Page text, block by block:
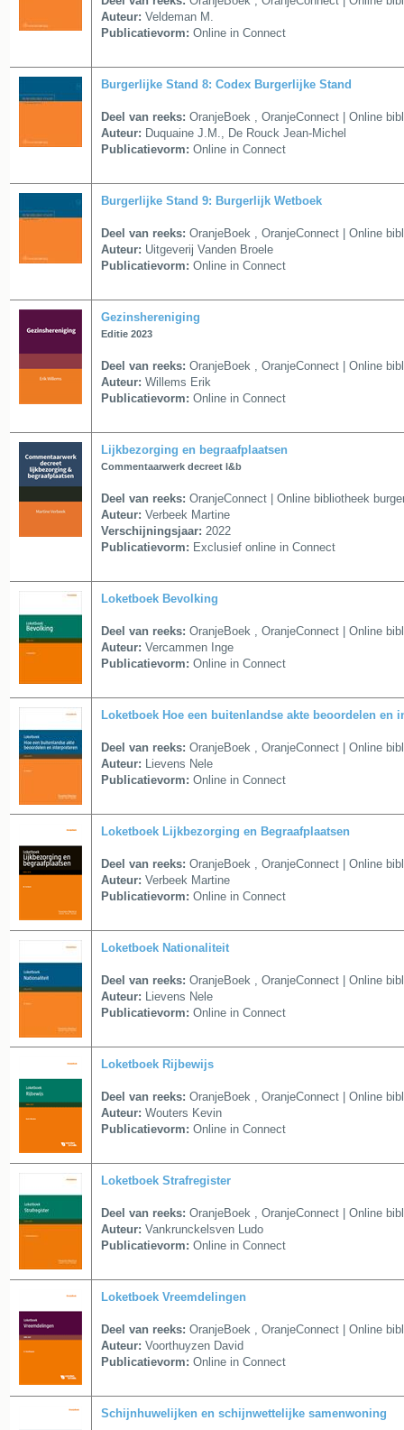
Auteur: Veldeman M.
Publicatievorm: Online in Connect
Burgerlijke Stand 8: Codex Burgerlijke Stand
Deel van reeks: OranjeBoek , OranjeConnect | Online
Auteur: Duquaine J.M., De Rouck Jean-Michel
Publicatievorm: Online in Connect
Burgerlijke Stand 9: Burgerlijk Wetboek
Deel van reeks: OranjeBoek , OranjeConnect | Online
Auteur: Uitgeverij Vanden Broele
Publicatievorm: Online in Connect
Gezinshereniging
Editie 2023
Deel van reeks: OranjeBoek , OranjeConnect | Online
Auteur: Willems Erik
Publicatievorm: Online in Connect
Lijkbezorging en begraafplaatsen
Commentaarwerk decreet l&b
Deel van reeks: OranjeConnect | Online bibliotheek
Auteur: Verbeek Martine
Verschijningsjaar: 2022
Publicatievorm: Exclusief online in Connect
Loketboek Bevolking
Deel van reeks: OranjeBoek , OranjeConnect | Online
Auteur: Vercammen Inge
Publicatievorm: Online in Connect
Loketboek Hoe een buitenlandse akte beoordelen en
Deel van reeks: OranjeBoek , OranjeConnect | Online
Auteur: Lievens Nele
Publicatievorm: Online in Connect
Loketboek Lijkbezorging en Begraafplaatsen
Deel van reeks: OranjeBoek , OranjeConnect | Online
Auteur: Verbeek Martine
Publicatievorm: Online in Connect
Loketboek Nationaliteit
Deel van reeks: OranjeBoek , OranjeConnect | Online
Auteur: Lievens Nele
Publicatievorm: Online in Connect
Loketboek Rijbewijs
Deel van reeks: OranjeBoek , OranjeConnect | Online
Auteur: Wouters Kevin
Publicatievorm: Online in Connect
Loketboek Strafregister
Deel van reeks: OranjeBoek , OranjeConnect | Online
Auteur: Vankrunckelsven Ludo
Publicatievorm: Online in Connect
Loketboek Vreemdelingen
Deel van reeks: OranjeBoek , OranjeConnect | Online
Auteur: Voorthuyzen David
Publicatievorm: Online in Connect
Schijnhuwelijken en schijnwettelijke samenwoning